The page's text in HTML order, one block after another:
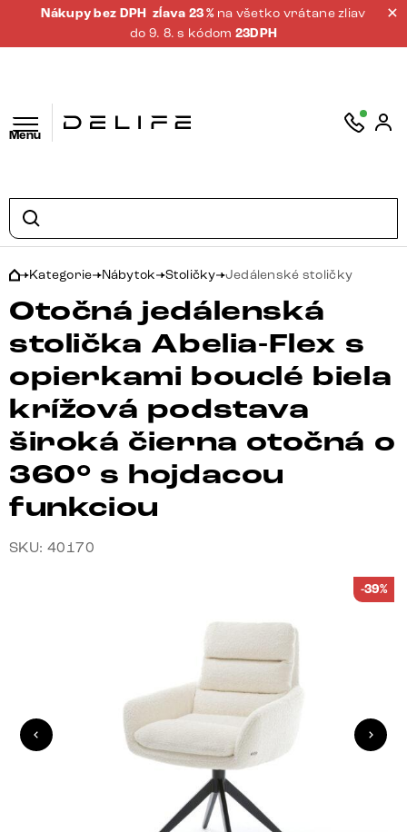
Nákupy bez DPH zĺava 23 % na všetko vrátane zliav
do 9. 8. s kódom 23DPH
Menu
Kategorie Nábytok Stoličky Jedálenské stoličky
Otočná jedálenská
stolička Abelia-Flex s
opierkami bouclé biela
krížová podstava
široká čierna otočná o
360° s hojdacou
funkciou
SKU: 40170
-39%